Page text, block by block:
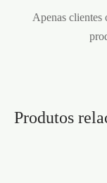
Apenas clientes
Produtos